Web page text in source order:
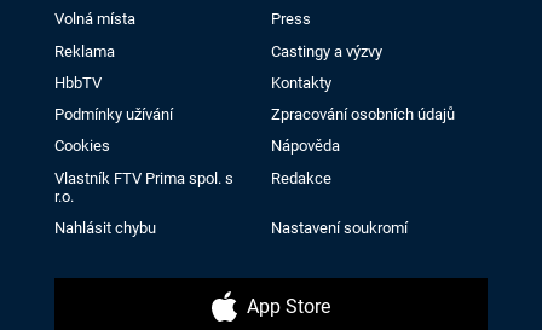
Volná místa
Press
Reklama
Castingy a výzvy
HbbTV
Kontakty
Podmínky užívání
Zpracování osobních údajů
Cookies
Nápověda
Vlastník FTV Prima spol. s
r.o.
Redakce
Nahlásit chybu Nastavení soukromí
App Store